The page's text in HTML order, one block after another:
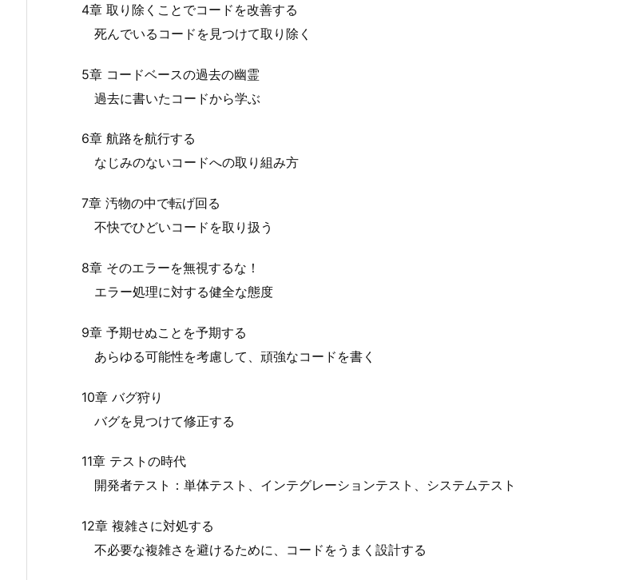
4章 取り除くことでコードを改善する
死んでいるコードを見つけて取り除く
5章 コードベースの過去の幽霊
過去に書いたコードから学ぶ
6章 航路を航行する
なじみのないコードへの取り組み方
7章 汚物の中で転げ回る
不快でひどいコードを取り扱う
8章 そのエラーを無視するな！
エラー処理に対する健全な態度
9章 予期せぬことを予期する
あらゆる可能性を考慮して、頑強なコードを書く
10章 バグ狩り
バグを見つけて修正する
11章 テストの時代
開発者テスト：単体テスト、インテグレーションテスト、システムテスト
12章 複雑さに対処する
不必要な複雑さを避けるために、コードをうまく設計する